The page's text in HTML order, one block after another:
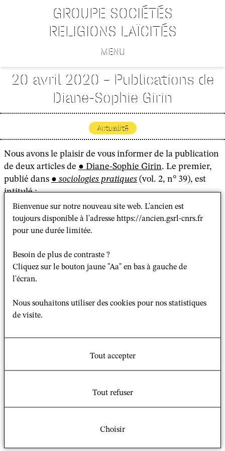
GROUPE SOCIÉTÉS
RELIGIONS LAÏCITÉS
MENU
20 avril 2020 – Publications de
Diane-Sophie Girin
Actualité
Nous avons le plaisir de vous informer de la publication
de deux articles de
Diane-Sophie Girin. Le premier,
publié dans
sociologies pratiques (vol. 2, n° 39), est
intitulé :
Quitter le public pour le privé ? Dilemmes
professionnels et religieux chez les enseignants de
Vous le trouverez à cette adresse :
https://www.cairn.info/revue-sociologies-pratiques-
écoles françaises :
Bienvenue sur notre nouveau site web. L'ancien est
toujours disponible à l'adresse https://ancien.gsrl-cnrs.fr
pour une durée limitée.
Besoin de plus de contraste ?
Cliquez sur le bouton jaune "Aa" en bas à gauche de
l'écran.
Nous souhaitons utiliser des cookies pour nos statistiques
de visite.
Tout accepter
Tout refuser
Choisir